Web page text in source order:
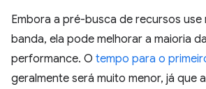
Embora a pré-busca de recursos use
banda, ela pode melhorar a maioria
performance. O tempo para o
geralmente será muito menor, já que